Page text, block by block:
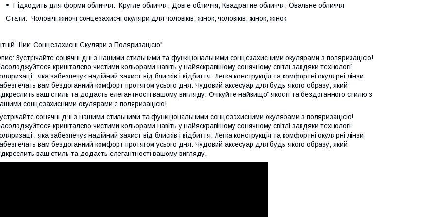
Підходить для форми обличчя: Кругле обличчя, Довге обличчя, Квадратне обличчя, Овальне обличчя
Стати: Чоловічі жіночі сонцезахисні окуляри для чоловіків, жінок, чоловіків, жінок, жінок
Шик: Сонцезахисні Окуляри з Поляризацією"
Зустрічайте сонячні дні з нашими стильними та функціональними сонцезахисними окулярами з поляризацією!
кришталево чистими кольорами навіть у найяскравішому сонячному світлі завдяки технології
яка забезпечує надійний захист від блисків і відбиття. Легка конструкція та комфортні окулярні лінзи
вам бездоганний комфорт протягом усього дня. Чудовий аксесуар для будь-якого образу, який
ваш стиль та додасть елегантності вашому вигляду. Очікуйте найвищої якості та бездоганного стилю з
сонцезахисними окулярами з поляризацією!
сонячні дні з нашими стильними та функціональними сонцезахисними окулярами з поляризацією!
кришталево чистими кольорами навіть у найяскравішому сонячному світлі завдяки технології
яка забезпечує надійний захист від блисків і відбиття. Легка конструкція та комфортні окулярні лінзи
вам бездоганний комфорт протягом усього дня. Чудовий аксесуар для будь-якого образу, який
ваш стиль та додасть елегантності вашому вигляду.